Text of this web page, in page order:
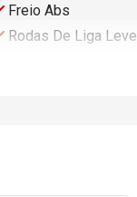
Freio Abs
Rodas De Liga Leve